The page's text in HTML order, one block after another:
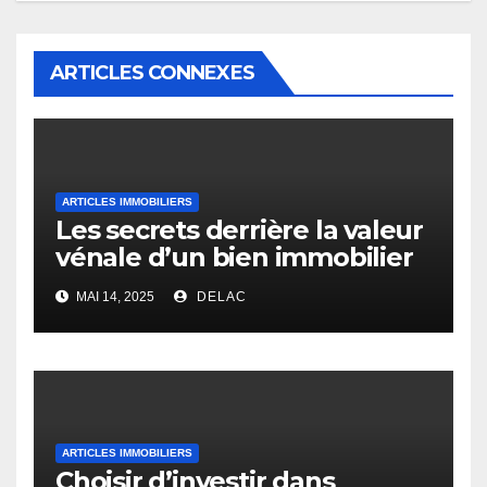
ARTICLES CONNEXES
ARTICLES IMMOBILIERS
Les secrets derrière la valeur
vénale d’un bien immobilier
MAI 14, 2025 DELAC
ARTICLES IMMOBILIERS